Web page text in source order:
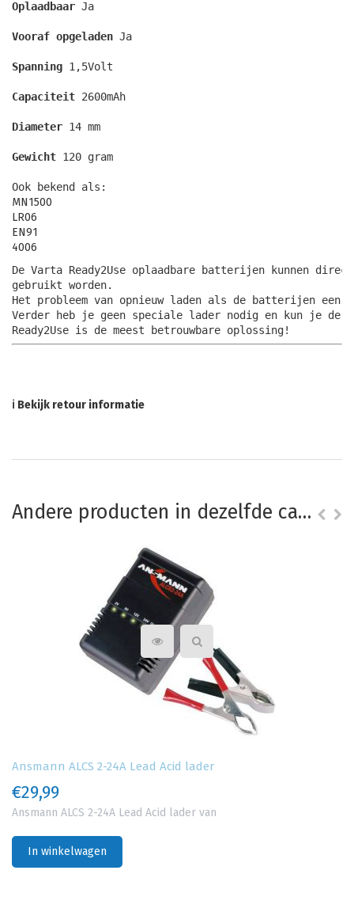
Oplaadbaar Ja
Vooraf opgeladen Ja
Spanning 1,5Volt
Capaciteit 2600mAh
Diameter 14 mm
Gewicht 120 gram
Ook bekend als:
MN1500
LR06
EN91
4006
De Varta Ready2Use oplaadbare batterijen kunnen
gebruikt worden.
Het probleem van opnieuw laden als de batterijen
Verder heb je geen speciale lader nodig en kun je
Ready2Use is de meest betrouwbare oplossing!
ℹ Bekijk retour informatie
Andere producten in dezelfde categorie
Ansmann ALCS 2-24A Lead Acid lader
€29,99
Ansmann ALCS 2-24A Lead Acid lader van
In winkelwagen